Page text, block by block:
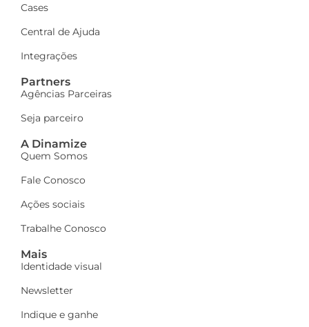
Cases
Central de Ajuda
Integrações
Partners
Agências Parceiras
Seja parceiro
A Dinamize
Quem Somos
Fale Conosco
Ações sociais
Trabalhe Conosco
Mais
Identidade visual
Newsletter
Indique e ganhe